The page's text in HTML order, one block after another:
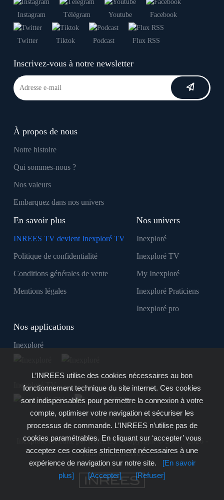
Instagram Télégram Youtube Facebook
Twitter Tiktok Podcast Flux RSS
Inscrivez-vous à notre newsletter
À propos de nous
Notre histoire
Qui sommes-nous ?
Nos valeurs
Embarquez dans nos univers
En savoir plus
INREES TV devient Inexploré TV
Politique de confidentialité
Conditions générales de vente
Mentions légales
Nos univers
Inexploré
Inexploré TV
My Inexploré
Inexploré Praticiens
Inexploré pro
Nos applications
Inexploré
Inexploré TV
Inexploré est édité par INREES - Copyright © 2007 - 2026 -
Tous droits réservés
L’INREES utilise des cookies nécessaires au bon
fonctionnement technique du site internet. Ces cookies
sont indispensables pour permettre la connexion à votre
compte, optimiser votre navigation et sécuriser les
processus de commande. L’INREES n’utilise pas de
cookies paramétrables. En cliquant sur ‘accepter’ vous
acceptez ces cookies strictement nécessaires à une
expérience de navigation sur notre site.
[En savoir
plus]
[Accepter] [Refuser]